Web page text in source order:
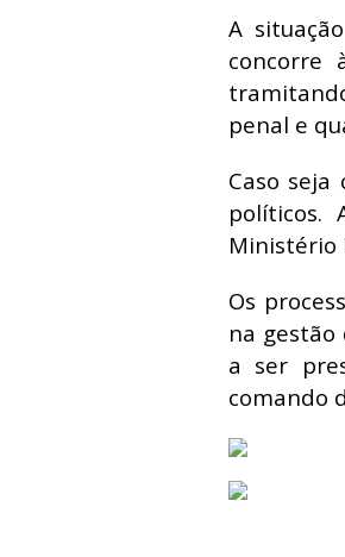
A
concorre
penal e
Caso
políticos.
Ministério
Os
na gestão
a ser
comando